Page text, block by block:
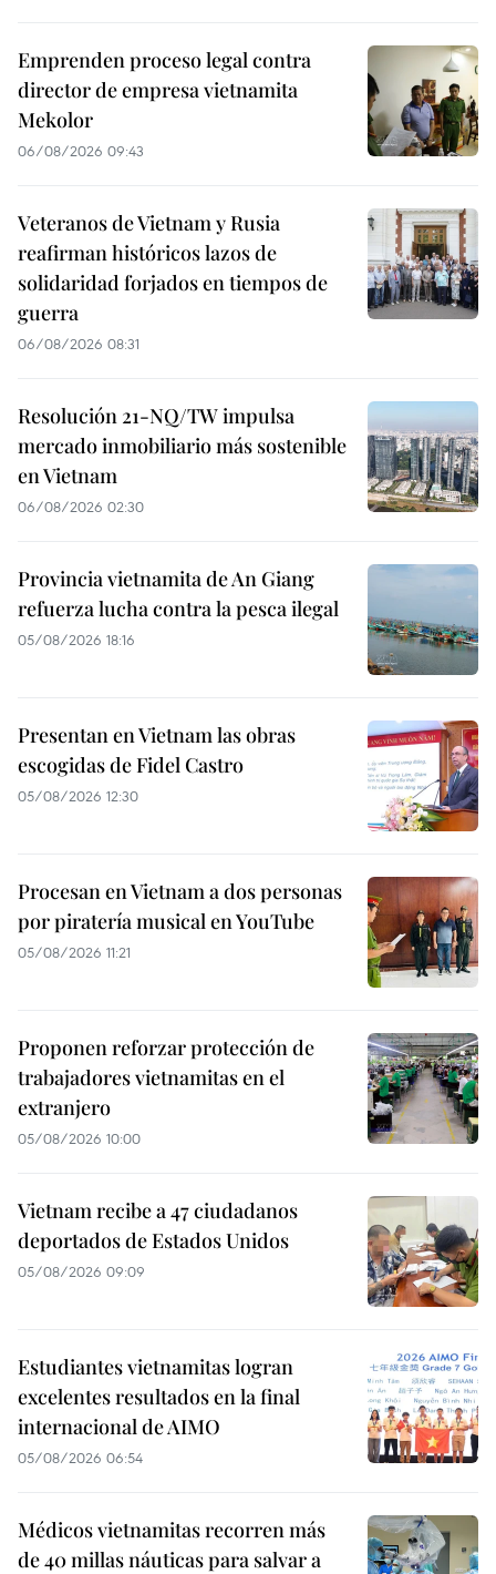
Emprenden proceso legal contra
director de empresa vietnamita
Mekolor
06/08/2026 09:43
Veteranos de Vietnam y Rusia
reafirman históricos lazos de
solidaridad forjados en tiempos de
guerra
06/08/2026 08:31
Resolución 21-NQ/TW impulsa
mercado inmobiliario más sostenible
en Vietnam
06/08/2026 02:30
Provincia vietnamita de An Giang
refuerza lucha contra la pesca ilegal
05/08/2026 18:16
Presentan en Vietnam las obras
escogidas de Fidel Castro
05/08/2026 12:30
Procesan en Vietnam a dos personas
por piratería musical en YouTube
05/08/2026 11:21
Proponen reforzar protección de
trabajadores vietnamitas en el
extranjero
05/08/2026 10:00
Vietnam recibe a 47 ciudadanos
deportados de Estados Unidos
05/08/2026 09:09
Estudiantes vietnamitas logran
excelentes resultados en la final
internacional de AIMO
05/08/2026 06:54
Médicos vietnamitas recorren más
de 40 millas náuticas para salvar a